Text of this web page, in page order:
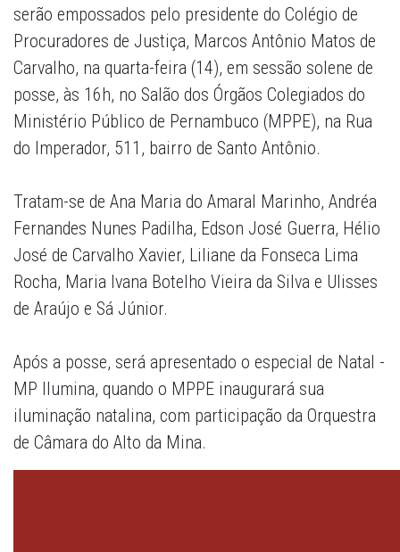
serão empossados pelo presidente do Colégio de
Procuradores de Justiça, Marcos Antônio Matos de
Carvalho, na quarta-feira (14), em sessão solene de
posse, às 16h, no Salão dos Órgãos Colegiados do
Ministério Público de Pernambuco (MPPE), na Rua
do Imperador, 511, bairro de Santo Antônio.
Tratam-se de Ana Maria do Amaral Marinho, Andréa
Fernandes Nunes Padilha, Edson José Guerra, Hélio
José de Carvalho Xavier, Liliane da Fonseca Lima
Rocha, Maria Ivana Botelho Vieira da Silva e Ulisses
de Araújo e Sá Júnior.
Após a posse, será apresentado o especial de Natal -
MP Ilumina, quando o MPPE inaugurará sua
iluminação natalina, com participação da Orquestra
de Câmara do Alto da Mina.